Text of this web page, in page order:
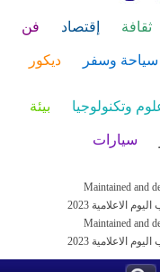
ثقافة إقتصاد فن
سياحة وسفر ديكور
وتكنولوجيا بيئة
سيارات
Maintained and
Maintained and